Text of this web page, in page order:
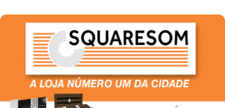
Bom Jesus da Lapa (505)
Boquira (152)
Botuporã